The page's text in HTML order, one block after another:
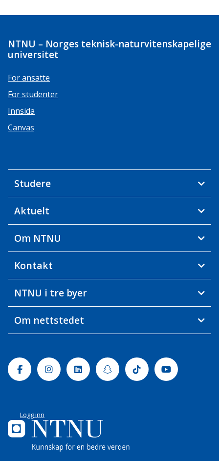
NTNU – Norges teknisk-naturvitenskapelige
universitet
For ansatte
For studenter
Innsida
Canvas
Studere
Aktuelt
Om NTNU
Kontakt
NTNU i tre byer
Om nettstedet
FacebookInstagramLinkedinSnapchatTiktok Youtube
Logg inn